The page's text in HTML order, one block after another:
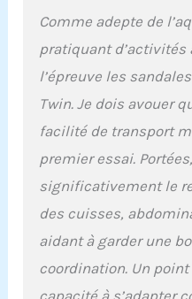
Comme adepte de
pratiquant d’activités
l’épreuve les
Twin. Je dois avouer
facilité de transport
premier essai.
significativement le
des cuisses,
aidant à garder une
coordination. Un
capacité à s’adapter